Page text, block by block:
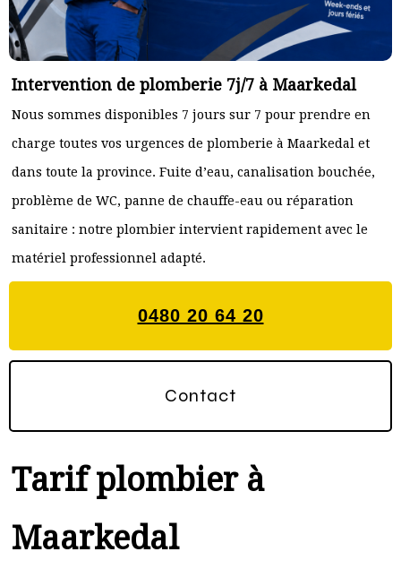
Intervention de plomberie 7j/7 à Maarkedal
Nous sommes disponibles 7 jours sur 7 pour prendre en
charge toutes vos urgences de plomberie à Maarkedal et
dans toute la province. Fuite d’eau, canalisation bouchée,
problème de WC, panne de chauffe-eau ou réparation
sanitaire : notre plombier intervient rapidement avec le
matériel professionnel adapté.
0480 20 64 20
Contact
Tarif plombier à
Maarkedal